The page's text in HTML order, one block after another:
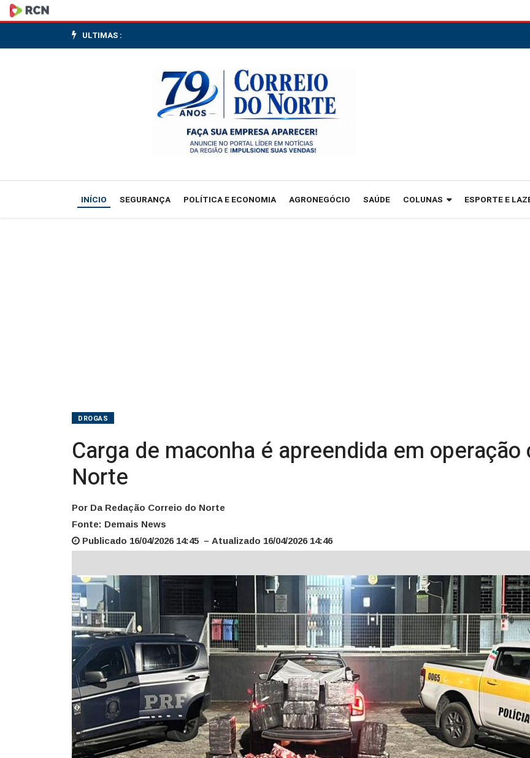
Carga
de
operação
conjunta
ULTIMAS :
INÍCIO SEGURANÇA POLÍTICA E ECONOMIA AGRONEGÓCIO SAÚDE COLUNAS ESPORTE E
DROGAS
Carga de maconha é apreendida em
Norte
Por Da Redação Correio do Norte
Fonte: Demais News
Publicado 16/04/2026 14:45 – Atualizado 16/04/2026 14:46